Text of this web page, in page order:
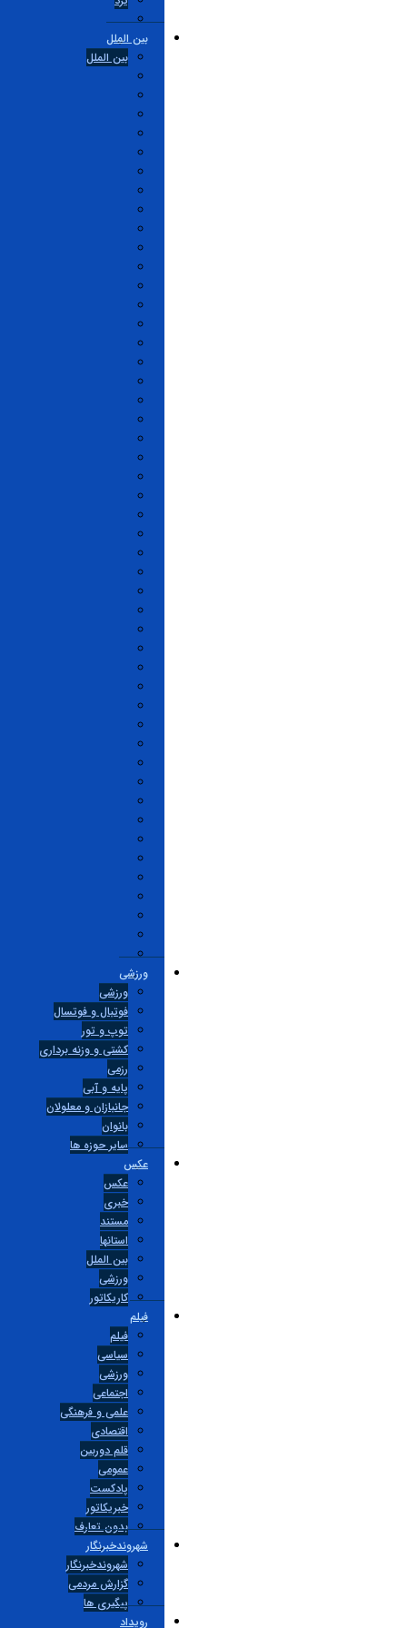
بین الملل
بین الملل
ورزشی
ورزشی
فوتبال و فوتسال
توپ و تور
کشتی و وزنه برداری
پایه و آبی
جانبازان و معلولان
بانوان
ساير حوزه ها
عکس
عکس
خبری
مستند
استانها
بین الملل
ورزشی
کاریکاتور
فیلم
سیاسی
ورزشی
اجتماعی
علمی و فرهنگی
اقتصادی
قلم دوربین
عمومی
پادکست
خبریکاتور
بدون تعارف
شهروندخبرنگار
شهروندخبرنگار
گزارش مردمی
پیگیری ها
رویداد